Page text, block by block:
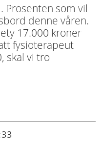
Prosenten som vil
denne våren.
17.000 kroner
fysioterapeut
skal vi tro